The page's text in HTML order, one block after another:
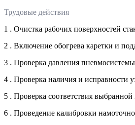
Трудовые действия
1 . Очистка рабочих поверхностей
2 . Включение обогрева каретки и
3 . Проверка давления пневмосистемы
4 . Проверка наличия и исправности
5 . Проверка соответствия
6 . Проведение калибровки